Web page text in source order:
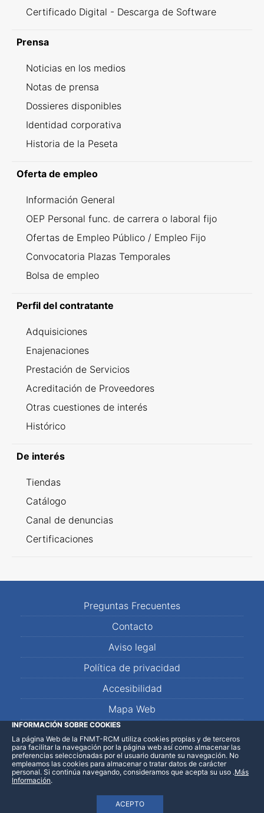
Certificado Digital - Descarga de Software
Prensa
Noticias en los medios
Notas de prensa
Dossieres disponibles
Identidad corporativa
Historia de la Peseta
Oferta de empleo
Información General
OEP Personal func. de carrera o laboral fijo
Ofertas de Empleo Público / Empleo Fijo
Convocatoria Plazas Temporales
Bolsa de empleo
Perfil del contratante
Adquisiciones
Enajenaciones
Prestación de Servicios
Acreditación de Proveedores
Otras cuestiones de interés
Histórico
De interés
Tiendas
Catálogo
Canal de denuncias
Certificaciones
Preguntas Frecuentes
Contacto
Aviso legal
Política de privacidad
Accesibilidad
Mapa Web
LinkedInFacebookWhatsApp
INFORMACIÓN SOBRE COOKIES
La página Web de la FNMT-RCM utiliza cookies propias y de terceros
para facilitar la navegación por la página web así como almacenar las
preferencias seleccionadas por el usuario durante su navegación. No
empleamos las cookies para almacenar o tratar datos de carácter
personal. Si continúa navegando, consideramos que acepta su uso
ACEPTO
.Más
Información.